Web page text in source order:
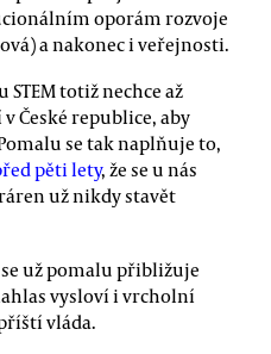
oporám rozvoje
a nakonec i veřejnosti.
totiž nechce až
České republice, aby
se tak naplňuje to,
pěti lety, že se u nás
už nikdy stavět
se už pomalu přibližuje
vysloví i vrcholní
vláda.